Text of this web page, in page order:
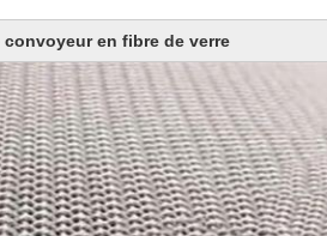
en fibre de verre